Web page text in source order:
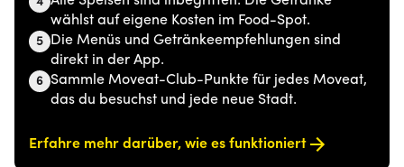
wählst auf eigene Kosten im Food-Spot.
5
Die Menüs und Getränkeempfehlungen sind
direkt in der App.
6 Sammle Moveat-Club-Punkte für jedes Moveat,
das du besuchst und jede neue Stadt.
Erfahre mehr darüber, wie es funktioniert